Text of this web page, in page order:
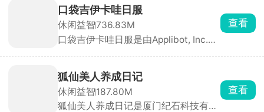
常用方言、特色词汇及经典影视小品对
白，玩家需聆听方言录音，猜出对应意
思方可通关。游戏支持多人在线交流，
让玩家在互动中学习方言，感受不同地
口袋吉伊卡哇日服
休闲益智736.83M
口袋吉伊卡哇日服是由Applibot, Inc.基
物装进手机，全程佛系挂机、看它们可
爱互动、收集各种萌物，主打一个治愈
解压。
查看
狐仙美人养成日记
休闲益智187.80M
狐仙美人养成日记是厦门纪石科技有限
查看